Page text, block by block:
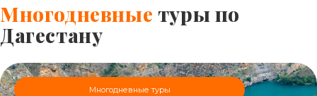
Многодневные туры по
Дагестану
Многодневные туры